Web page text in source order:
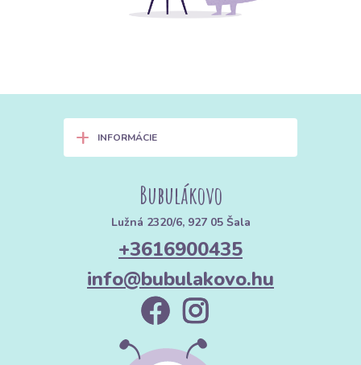
+ INFORMÁCIE
Bubulákovo
Lužná 2320/6, 927 05 Šala
+3616900435
info@bubulakovo.hu